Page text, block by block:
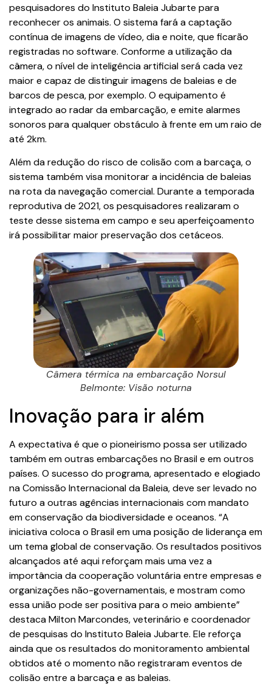
pesquisadores do Instituto Baleia Jubarte para
reconhecer os animais. O sistema fará a captação
contínua de imagens de vídeo, dia e noite, que ficarão
registradas no software. Conforme a utilização da
câmera, o nível de inteligência artificial será cada vez
maior e capaz de distinguir imagens de baleias e de
barcos de pesca, por exemplo. O equipamento é
integrado ao radar da embarcação, e emite alarmes
sonoros para qualquer obstáculo à frente em um raio de
até 2km.
Além da redução do risco de colisão com a barcaça, o
sistema também visa monitorar a incidência de baleias
na rota da navegação comercial. Durante a temporada
reprodutiva de 2021, os pesquisadores realizaram o
teste desse sistema em campo e seu aperfeiçoamento
irá possibilitar maior preservação dos cetáceos.
Câmera térmica na embarcação Norsul
Belmonte: Visão noturna
Inovação para ir além
A expectativa é que o pioneirismo possa ser utilizado
também em outras embarcações no Brasil e em outros
países. O sucesso do programa, apresentado e elogiado
na Comissão Internacional da Baleia, deve ser levado no
futuro a outras agências internacionais com mandato
em conservação da biodiversidade e oceanos. “A
iniciativa coloca o Brasil em uma posição de liderança em
um tema global de conservação. Os resultados positivos
alcançados até aqui reforçam mais uma vez a
importância da cooperação voluntária entre empresas e
organizações não-governamentais, e mostram como
essa união pode ser positiva para o meio ambiente”
destaca Milton Marcondes, veterinário e coordenador
de pesquisas do Instituto Baleia Jubarte. Ele reforça
ainda que os resultados do monitoramento ambiental
obtidos até o momento não registraram eventos de
colisão entre a barcaça e as baleias.